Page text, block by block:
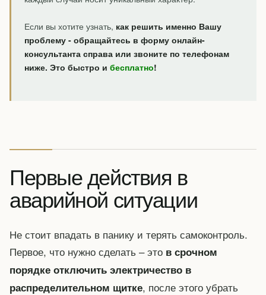
Если вы хотите узнать, как решить именно Вашу
проблему - обращайтесь в форму онлайн-
консультанта справа или звоните по телефонам
ниже. Это быстро и бесплатно!
Первые действия в
аварийной ситуации
Не стоит впадать в панику и терять самоконтроль.
Первое, что нужно сделать – это в срочном
порядке отключить электричество в
распределительном щитке, после этого убрать